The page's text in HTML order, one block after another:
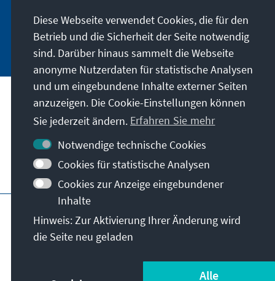
Jetzt abonnieren
Anschrift
Kontakt
Besuchen Sie auch
Hauptseite der KAS
Nutzungsbedingungen
Erklärung zur Barrierefreiheit
© Konrad-Adenauer-Stiftung e.V. 2026
Diese Webseite verwendet Cookies, die für den
Betrieb und die Sicherheit der Seite notwendig
sind. Darüber hinaus sammelt die Webseite
anonyme Nutzerdaten für statistische Analysen
und um eingebundene Inhalte externer Seiten
anzuzeigen. Die Cookie-Einstellungen können
Sie jederzeit ändern. Erfahren Sie mehr
Notwendige technische Cookies
Cookies für statistische Analysen
Cookies zur Anzeige eingebundener
Inhalte
Hinweis: Zur Aktivierung Ihrer Änderung wird
die Seite neu geladen
Alle